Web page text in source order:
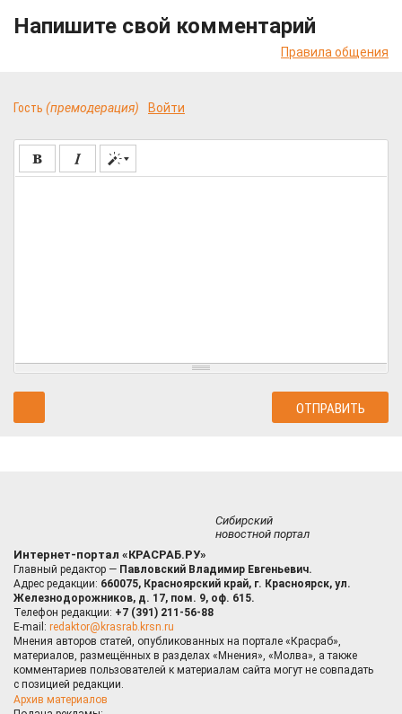
Напишите свой комментарий
Правила общения
Гость (премодерация) Войти
Сибирский
новостной портал
Интернет-портал «КРАСРАБ.РУ»
Главный редактор — Павловский Владимир Евгеньевич.
Адрес редакции: 660075, Красноярский край, г. Красноярск, ул.
Железнодорожников, д. 17, пом. 9, оф. 615.
Телефон редакции: +7 (391) 211-56-88
E-mail: redaktor@krasrab.krsn.ru
Мнения авторов статей, опубликованных на портале «Красраб»,
материалов, размещённых в разделах «Мнения», «Молва», а также
комментариев пользователей к материалам сайта могут не совпадать
с позицией редакции.
Архив материалов